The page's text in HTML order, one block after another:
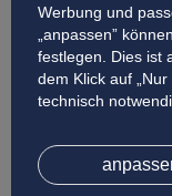
Werbung und
„anpassen”
festlegen. Dies ist
dem Klick auf
technisch